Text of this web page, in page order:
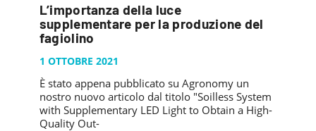
L’importanza della luce
supplementare per la produzione del
fagiolino
1 OTTOBRE 2021
È stato appena pubblicato su Agronomy un
nostro nuovo articolo dal titolo "Soilless System
with Supplementary LED Light to Obtain a High-
Quality Out-